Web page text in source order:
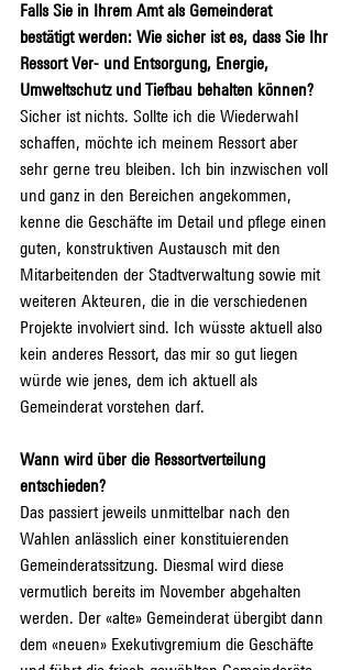
Falls Sie in Ihrem Amt als Gemeinderat
bestätigt werden: Wie sicher ist es, dass Sie Ihr
Ressort Ver- und Entsorgung, Energie,
Umweltschutz und Tiefbau behalten können?
Sicher ist nichts. Sollte ich die Wiederwahl
schaffen, möchte ich meinem Ressort aber
sehr gerne treu bleiben. Ich bin inzwischen voll
und ganz in den Bereichen angekommen,
kenne die Geschäfte im Detail und pflege einen
guten, konstruktiven Austausch mit den
Mitarbeitenden der Stadtverwaltung sowie mit
weiteren Akteuren, die in die verschiedenen
Projekte involviert sind. Ich wüsste aktuell also
kein anderes Ressort, das mir so gut liegen
würde wie jenes, dem ich aktuell als
Gemeinderat vorstehen darf.
Wann wird über die Ressortverteilung
entschieden?
Das passiert jeweils unmittelbar nach den
Wahlen anlässlich einer konstituierenden
Gemeinderatssitzung. Diesmal wird diese
vermutlich bereits im November abgehalten
werden. Der «alte» Gemeinderat übergibt dann
dem «neuen» Exekutivgremium die Geschäfte